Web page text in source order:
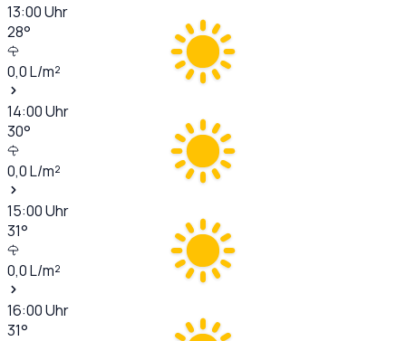
13:00Uhr
28°
0,0L/m²
14:00Uhr
30°
0,0L/m²
15:00Uhr
31°
0,0L/m²
16:00Uhr
31°